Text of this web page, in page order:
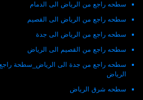
سطحه راجع من الرياض الى الدمام
سطحه راجع من الرياض الى القصيم
سطحه راجع من الرياض الى جدة
سطحه راجع من القصيم الى الرياض
سطحه راجع من جدة الى الرياض_سطحة
الرياض
سطحه شرق الرياض